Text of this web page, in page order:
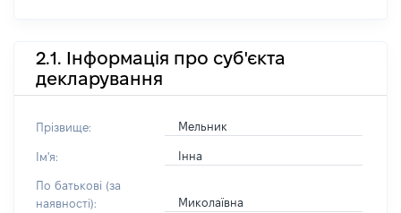
2.1. Інформація про суб'єкта
декларування
Прізвище: Мельник
Ім'я: Інна
По батькові (за
наявності):
Миколаївна